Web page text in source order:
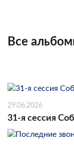
Все
29.06.2026
31-я сессия